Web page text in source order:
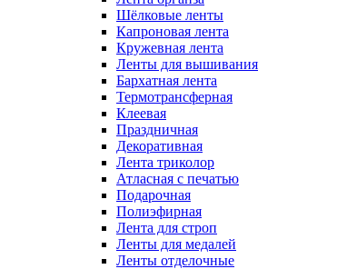
Шёлковые ленты
Капроновая лента
Кружевная лента
Ленты для вышивания
Бархатная лента
Термотрансферная
Клеевая
Праздничная
Декоративная
Лента триколор
Атласная с печатью
Подарочная
Полиэфирная
Лента для строп
Ленты для медалей
Ленты отделочные